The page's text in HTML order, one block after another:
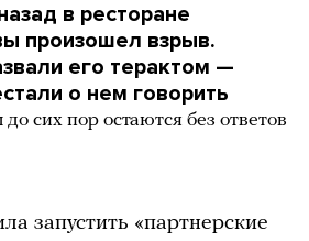
в ресторане
произошел взрыв.
его терактом —
о нем говорить
сих пор остаются без ответов
запустить «партнерские